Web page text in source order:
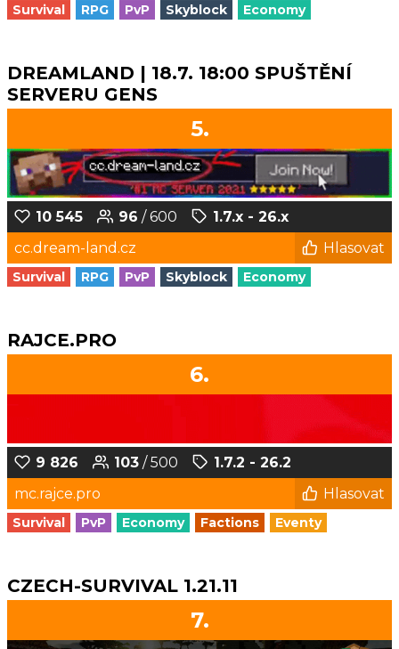
Survival RPG PvP Skyblock Economy
DREAMLAND | 18.7. 18:00 SPUŠTĚNÍ
SERVERU GENS
5.
10 545 96 / 600
1.7.x - 26.x
cc.dream-land.cz
Hlasovat
Survival RPG PvP Skyblock Economy
RAJCE.PRO
6.
9 826 103 / 500
1.7.2 - 26.2
mc.rajce.pro
Hlasovat
Survival PvP Economy Factions Eventy
CZECH-SURVIVAL 1.21.11
7.